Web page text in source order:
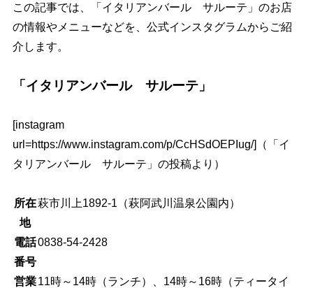
この記事では、「イタリアンバール サルーテ」のお店
の情報やメニューなどを、公式インスタグラムからご紹
介します。
「イタリアンバール サルーテ」
[instagram
url=https://www.instagram.com/p/CcHSdOEPIug/]（「イ
タリアンバール サルーテ」の投稿より）
所在
地
萩市川上1892-1（萩阿武川温泉公園内）
電話
番号
0838-54-2428
営業11時～14時（ランチ）、14時～16時（ティータイ